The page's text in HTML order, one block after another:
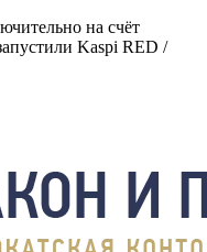
на счёт
Kaspi RED /